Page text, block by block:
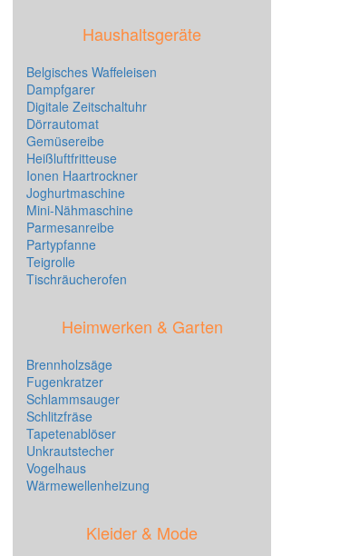
Haushaltsgeräte
Belgisches Waffeleisen
Dampfgarer
Digitale Zeitschaltuhr
Dörrautomat
Gemüsereibe
Heißluftfritteuse
Ionen Haartrockner
Joghurtmaschine
Mini-Nähmaschine
Parmesanreibe
Partypfanne
Teigrolle
Tischräucherofen
Heimwerken & Garten
Brennholzsäge
Fugenkratzer
Schlammsauger
Schlitzfräse
Tapetenablöser
Unkrautstecher
Vogelhaus
Wärmewellenheizung
Kleider & Mode